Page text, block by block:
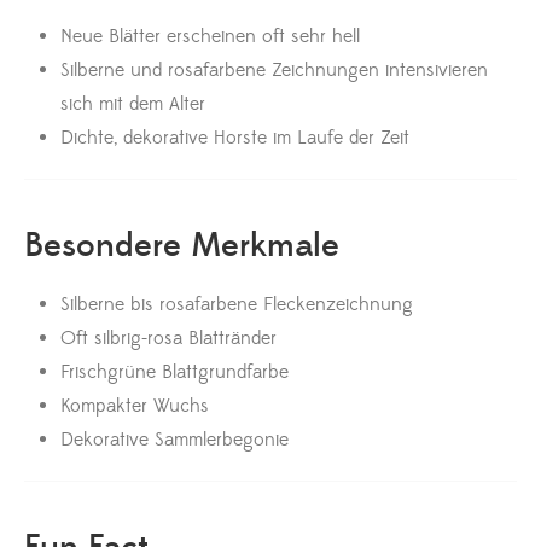
Neue Blätter erscheinen oft sehr hell
Silberne und rosafarbene Zeichnungen intensivieren
sich mit dem Alter
Dichte, dekorative Horste im Laufe der Zeit
Besondere Merkmale
Silberne bis rosafarbene Fleckenzeichnung
Oft silbrig-rosa Blattränder
Frischgrüne Blattgrundfarbe
Kompakter Wuchs
Dekorative Sammlerbegonie